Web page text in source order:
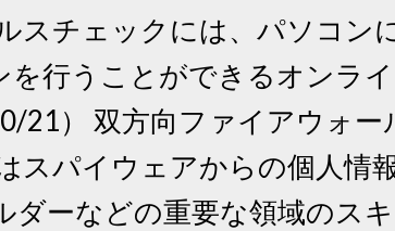
スチェックには、パソコン
行うことができるオンラ
21） 双方向ファイアウォー
スパイウェアからの個人情
ダーなどの重要な領域のス